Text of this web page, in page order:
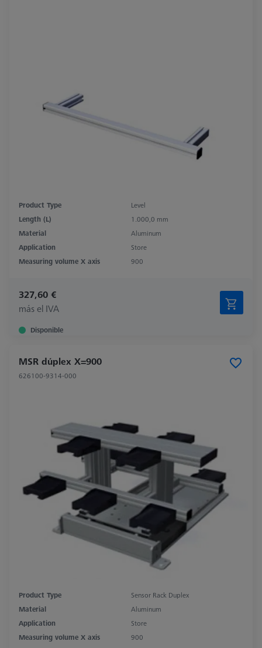
Product Type
Level
Length (L)
1.000,0 mm
Material
Aluminum
Application
Store
Measuring volume X axis
900
327,60 €
más el IVA
Disponible
MSR dúplex X=900
626100-9314-000
Product Type
Sensor Rack Duplex
Material
Aluminum
Application
Store
Measuring volume X axis
900